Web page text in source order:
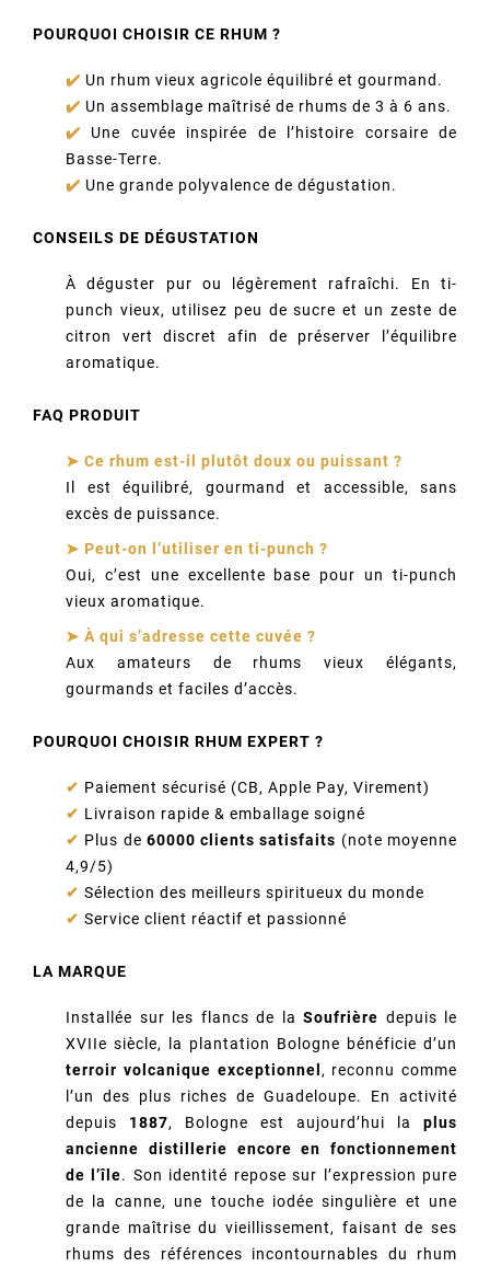
POURQUOI CHOISIR CE RHUM ?
✔️ Un rhum vieux agricole équilibré et gourmand.
✔️ Un assemblage maîtrisé de rhums de 3 à 6 ans.
✔️ Une cuvée inspirée de l’histoire corsaire de
Basse-Terre.
✔️ Une grande polyvalence de dégustation.
CONSEILS DE DÉGUSTATION
À déguster pur ou légèrement rafraîchi. En ti-
punch vieux, utilisez peu de sucre et un zeste de
citron vert discret afin de préserver l’équilibre
aromatique.
FAQ PRODUIT
➤ Ce rhum est-il plutôt doux ou puissant ?
Il est équilibré, gourmand et accessible, sans
excès de puissance.
➤ Peut-on l’utiliser en ti-punch ?
Oui, c’est une excellente base pour un ti-punch
vieux aromatique.
➤ À qui s’adresse cette cuvée ?
Aux amateurs de rhums vieux élégants,
gourmands et faciles d’accès.
POURQUOI CHOISIR RHUM EXPERT ?
✔ Paiement sécurisé (CB, Apple Pay, Virement)
✔ Livraison rapide & emballage soigné
✔ Plus de 60000 clients satisfaits (note moyenne
4,9/5)
✔ Sélection des meilleurs spiritueux du monde
✔ Service client réactif et passionné
LA MARQUE
Installée sur les flancs de la Soufrière depuis le
XVIIe siècle, la plantation Bologne bénéficie d’un
terroir volcanique exceptionnel, reconnu comme
l’un des plus riches de Guadeloupe. En activité
depuis 1887, Bologne est aujourd’hui la plus
ancienne distillerie encore en fonctionnement
de l’île. Son identité repose sur l’expression pure
de la canne, une touche iodée singulière et une
grande maîtrise du vieillissement, faisant de ses
rhums des références incontournables du rhum